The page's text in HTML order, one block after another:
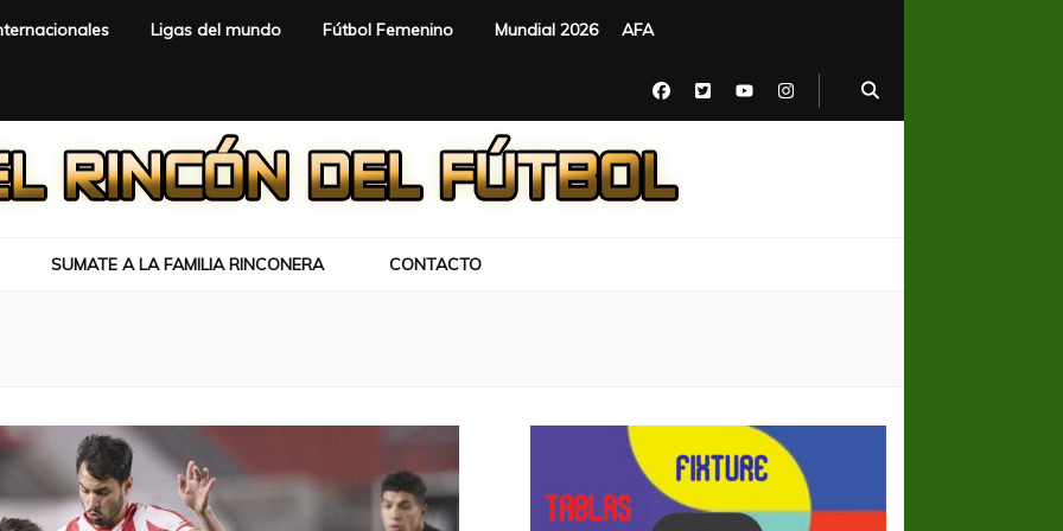
Ligas del mundo Fútbol Femenino Mundial 2026 AFA
SUMATE A LA FAMILIA RINCONERA CONTACTO